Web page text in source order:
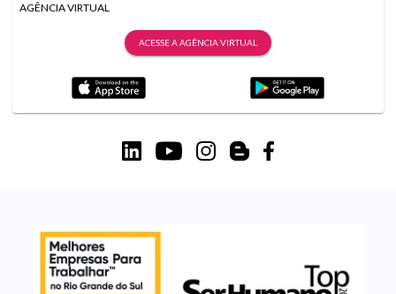
AGÊNCIA VIRTUAL
ACESSE A AGÊNCIA VIRTUAL